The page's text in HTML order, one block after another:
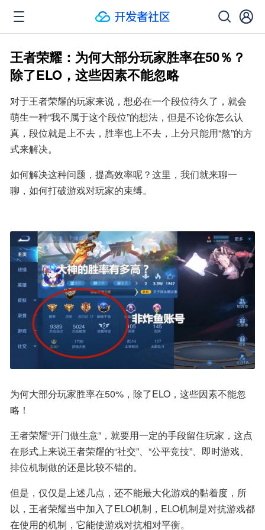
王者荣耀：为何大部分玩家胜率在50％？
除了ELO，这些因素不能忽略
对于王者荣耀的玩家来说，想必在一个段位待久了，就会
萌生一种“我不属于这个段位”的想法，但是不论你怎么认
真，段位就是上不去，胜率也上不去，上分只能用“熬”的方
式来解决。
如何解决这种问题，提高效率呢？这里，我们就来聊一
聊，如何打破游戏对玩家的束缚。
为何大部分玩家胜率在50%，除了ELO，这些因素不能忽
略！
王者荣耀“开门做生意”，就要用一定的手段留住玩家，这点
在形式上来说王者荣耀的“社交”、“公平竞技”、即时游戏、
排位机制做的还是比较不错的。
但是，仅仅是上述几点，还不能最大化游戏的黏着度，所
以，王者荣耀当中加入了ELO机制，ELO机制是对抗游戏都
在使用的机制，它能使游戏对抗相对平衡。